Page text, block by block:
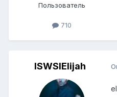
Пользователь
710
ISWSIElijah